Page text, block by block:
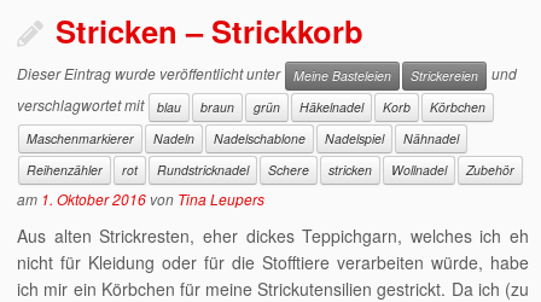
Stricken – Strickkorb
Dieser Eintrag wurde veröffentlicht unter Meine Basteleien Strickereien
und
verschlagwortet mit
blau braun grün Häkelnadel Korb
Körbchen
Maschenmarkierer
Nadeln Nadelschablone Nadelspiel
Nähnadel
Reihenzähler
rot Rundstricknadel Schere stricken Wollnadel Zubehör
am 1. Oktober 2016 von Tina Leupers
Aus alten Strickresten, eher dickes Teppichgarn, welches ich eh
nicht für Kleidung oder für die Stofftiere verarbeiten würde, habe
ich mir ein Körbchen für meine Strickutensilien gestrickt. Da ich (zu